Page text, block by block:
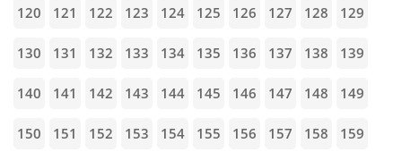
120 121 122 123 124 125 126 127 128 129
130 131 132 133 134 135 136 137 138 139
140 141 142 143 144 145 146 147 148 149
150 151 152 153 154 155 156 157 158 159